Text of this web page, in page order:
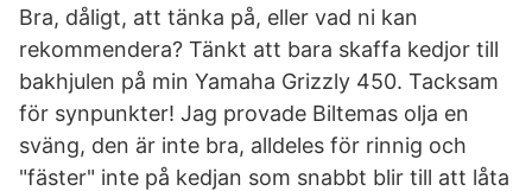
Bra, dåligt, att tänka på, eller vad ni kan
rekommendera? Tänkt att bara skaffa kedjor till
bakhjulen på min Yamaha Grizzly 450. Tacksam
för synpunkter! Jag provade Biltemas olja en
sväng, den är inte bra, alldeles för rinnig och
"fäster" inte på kedjan som snabbt blir till att låta